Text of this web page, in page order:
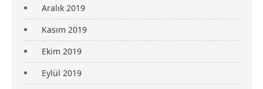
Aralık 2019
Kasım 2019
Ekim 2019
Eylül 2019